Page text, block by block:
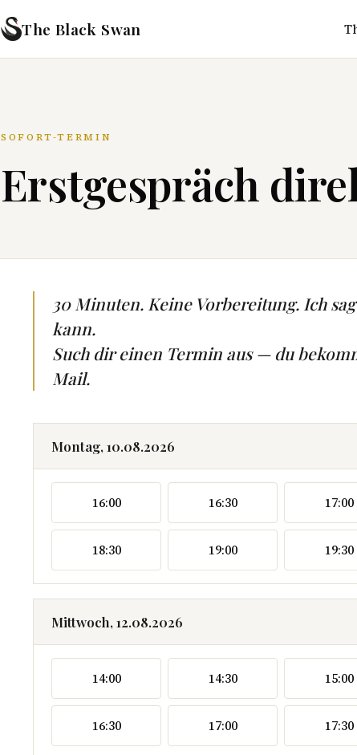
The Black Swan
SOFORT-TERMIN
Erstgespräch
30 Minuten. Keine Vorbereitung. Ich
kann.
Such dir einen Termin aus — du
Mail.
Montag, 10.08.2026
16:00 16:30 17:00
18:30 19:00 19:30
Mittwoch, 12.08.2026
14:00 14:30 15:00
16:30 17:00 17:30